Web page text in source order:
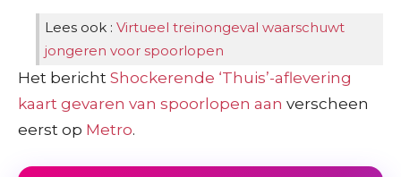
Lees ook : Virtueel treinongeval waarschuwt
jongeren voor spoorlopen
Het bericht Shockerende ‘Thuis’-aflevering
kaart gevaren van spoorlopen aan verscheen
eerst op Metro.